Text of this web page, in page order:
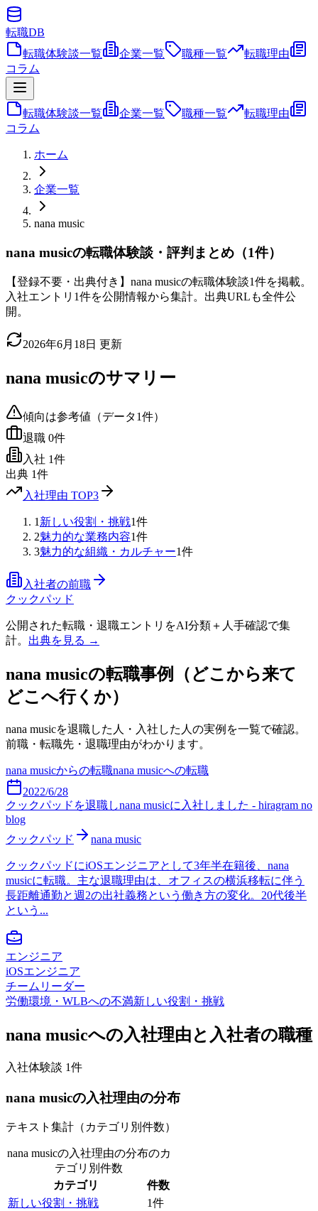
転職DB
転職体験談一覧
企業一覧 職種一覧
転職理由
コラム
転職体験談一覧 企業一覧 職種一覧
転職理由
コラム
ホーム
企業一覧
nana music
nana musicの転職体験談・評判まとめ（1件）
【登録不要・出典付き】nana musicの転職体験談1件を掲載。
入社エントリ1件を公開情報から集計。出典URLも全件公
開。
2026年6月18日 更新
nana musicのサマリー
傾向は参考値（データ1件）
退職 0件
入社 1件
出典 1件
入社理由 TOP3
1 新しい役割・挑戦1件
2魅力的な業務内容1件
3魅力的な組織・カルチャー1件
入社者の前職
クックパッド
公開された転職・退職エントリをAI分類＋人手確認で集
計。 出典を見る →
nana musicの転職事例（どこから来て
どこへ行くか）
nana musicを退職した人・入社した人の実例を一覧で確認。
前職・転職先・退職理由がわかります。
nana musicからの転職nana musicへの転職
2022/6/28
クックパッドを退職しnana musicに入社しました - hiragram no
blog
クックパッド
nana music
クックパッドにiOSエンジニアとして3年半在籍後、nana
musicに転職。主な退職理由は、オフィスの横浜移転に伴う
長距離通勤と週2の出社義務という働き方の変化。20代後半
という...
エンジニア
iOSエンジニア
チームリーダー
労働環境・WLBへの不満新しい役割・挑戦
nana musicへの入社理由と入社者の職種
入社体験談 1件
nana musicの入社理由の分布
テキスト集計（カテゴリ別件数）
nana musicの入社理由の分布のカ
テゴリ別件数
カテゴリ
件数
新しい役割・挑戦
1件